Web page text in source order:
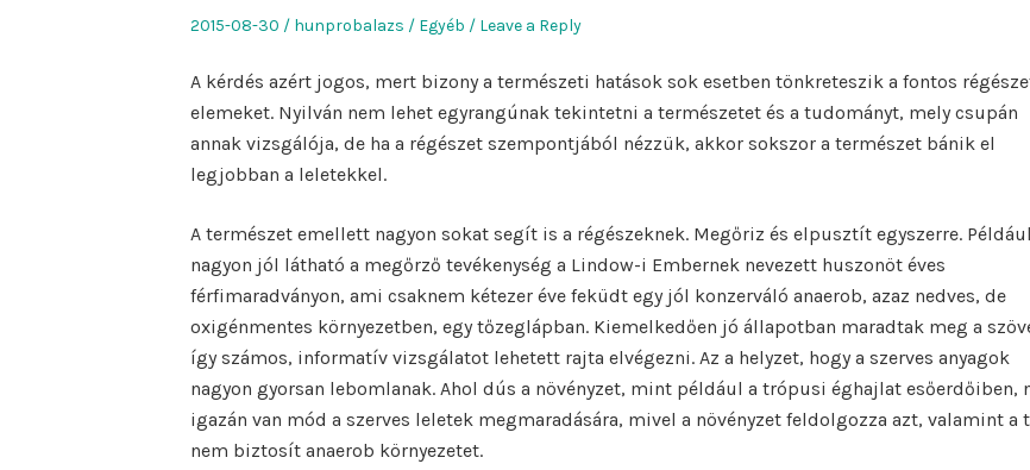
Posted
2015-08-30 Author
hunprobalazs
Posted
Egyéb Leave a Reply
A kérdés azért jogos, mert bizony a természeti hatások sok esetben tönkreteszik a fontos
elemeket. Nyilván nem lehet egyrangúnak tekintetni a természetet és a tudományt, mely csupán
annak vizsgálója, de ha a régészet szempontjából nézzük, akkor sokszor a természet bánik el
legjobban a leletekkel.
A természet emellett nagyon sokat segít is a régészeknek. Megőriz és elpusztít egyszerre. Például
nagyon jól látható a megőrző tevékenység a Lindow-i Embernek nevezett huszonöt éves
férfimaradványon, ami csaknem kétezer éve feküdt egy jól konzerváló anaerob, azaz nedves, de
oxigénmentes környezetben, egy tőzeglápban. Kiemelkedően jó állapotban maradtak meg a
így számos, informatív vizsgálatot lehetett rajta elvégezni. Az a helyzet, hogy a szerves anyagok
nagyon gyorsan lebomlanak. Ahol dús a növényzet, mint például a trópusi éghajlat esőerdőiben,
igazán van mód a szerves leletek megmaradására, mivel a növényzet feldolgozza azt, valamint a
nem biztosít anaerob környezetet.